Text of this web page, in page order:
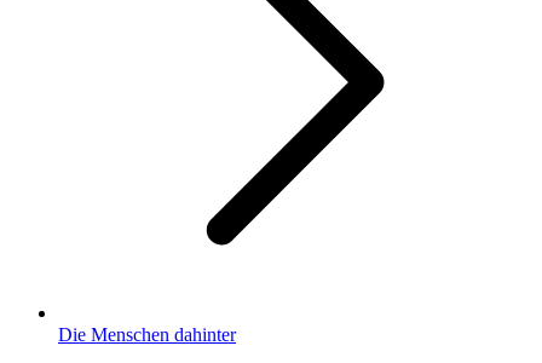
Die Menschen dahinter